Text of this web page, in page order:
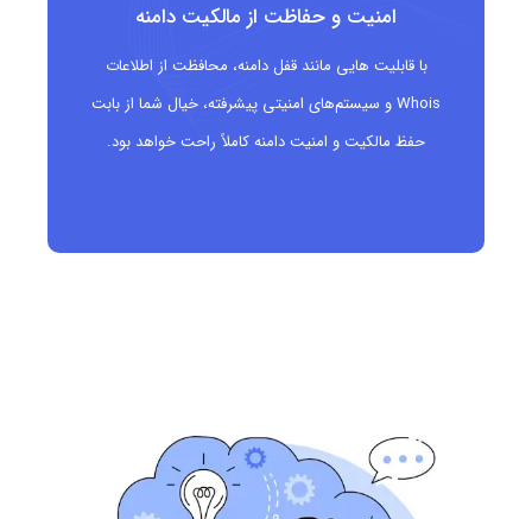
امنیت و حفاظت از مالکیت دامنه
با قابلیت هایی مانند قفل دامنه، محافظت از اطلاعات
Whois و سیستم‌های امنیتی پیشرفته، خیال شما از بابت
حفظ مالکیت و امنیت دامنه کاملاً راحت خواهد بود.